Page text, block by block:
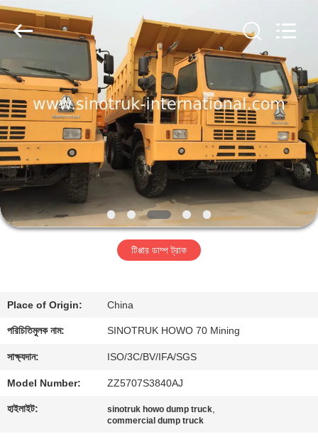
বাড়ি
পণ্য
আমাদের
সম্বন্ধে
কারখানা
গুণমান
নিয়ন্ত্রণ
আমাদের
সাথে
INTERNATIONAL
LTD..
All
টিপ্পার ডাম্প ট্রাক
Place of Origin: China
পরিচিতিমুলক নাম: SINOTRUK HOWO 70 Mining
সাক্ষ্যদান: ISO/3C/BV/IFA/SGS
Model Number: ZZ5707S3840AJ
হাইলাইট: sinotruk howo dump truck,
commercial dump truck